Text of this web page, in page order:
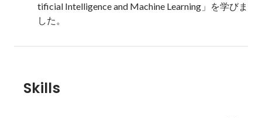
tificial Intelligence and Machine Learning」を学びま
した。
Skills